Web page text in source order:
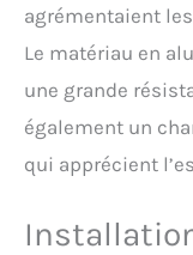
agrémentaient
Le matériau en
une grande
également un
qui apprécient